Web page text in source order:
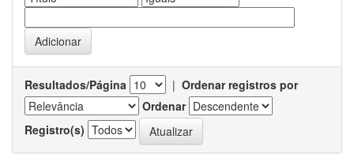
Resultados/Página | Ordenar registros por
Ordenar
Registro(s)